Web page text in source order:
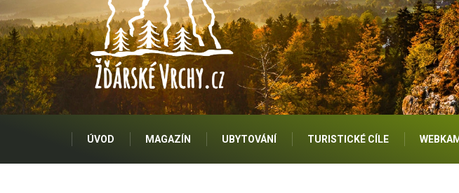
ÚVOD MAGAZÍN UBYTOVÁNÍ TURISTICKÉ CÍLE